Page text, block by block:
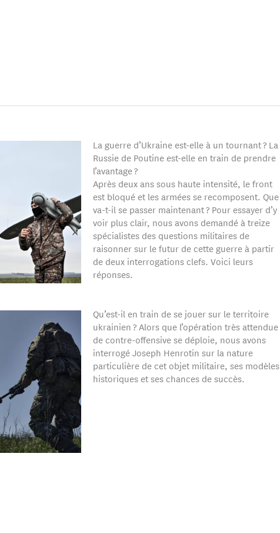
à Paris, à l’École supérieure internationale de
Défense à Bruxelles. Il est aussi rédacteur en chef
La guerre d’Ukraine est-elle à un tournant ? La
Russie de Poutine est-elle en train de prendre
l’avantage ?
Après deux ans sous haute intensité, le front
est bloqué et les armées se recomposent. Que
va-t-il se passer maintenant ? Pour essayer d’y
voir plus clair, nous avons demandé à treize
spécialistes des questions militaires de
raisonner sur le futur de cette guerre à partir
de deux interrogations clefs. Voici leurs
réponses.
Qu’est-il en train de se jouer sur le territoire
ukrainien ? Alors que l’opération très attendue
de contre-offensive se déploie, nous avons
interrogé Joseph Henrotin sur la nature
particulière de cet objet militaire, ses modèles
historiques et ses chances de succès.